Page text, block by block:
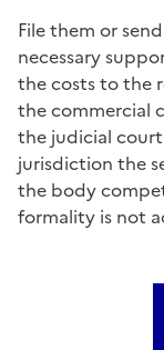
File them or
necessary
the costs to the
the commercial
the judicial court
jurisdiction the
the body
formality is not